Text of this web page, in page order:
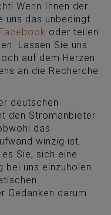
Wenn Ihnen der
uns das unbedingt
oder teilen
Lassen Sie uns
auf dem Herzen
an die Recherche
deutschen
den Stromanbieter
das
winzig ist.
Sie, sich eine
bei uns einzuholen
Gedanken darum